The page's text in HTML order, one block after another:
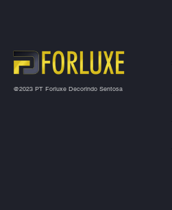
@2023 PT Forluxe Decorindo Sentosa